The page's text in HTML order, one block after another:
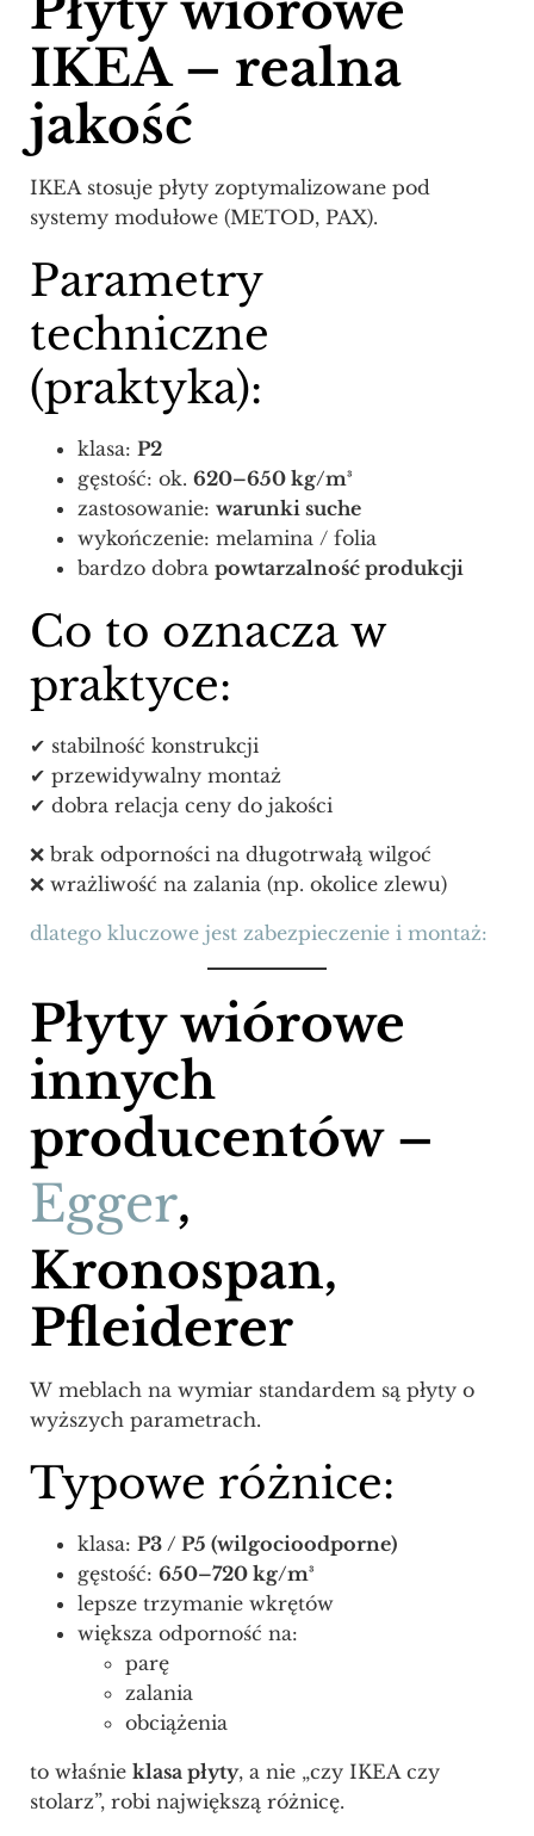
IKEA – realna
jakość
IKEA stosuje płyty zoptymalizowane pod
systemy modułowe (METOD, PAX).
Parametry
techniczne
(praktyka):
klasa: P2
gęstość: ok. 620–650 kg/m³
zastosowanie: warunki suche
wykończenie: melamina / folia
bardzo dobra powtarzalność produkcji
Co to oznacza w
praktyce:
✔ stabilność konstrukcji
✔ przewidywalny montaż
✔ dobra relacja ceny do jakości
❌ brak odporności na długotrwałą wilgoć
❌ wrażliwość na zalania (np. okolice zlewu)
dlatego kluczowe jest zabezpieczenie i montaż:
Płyty wiórowe
innych
producentów –
Egger,
Kronospan,
Pfleiderer
W meblach na wymiar standardem są płyty o
wyższych parametrach.
Typowe różnice:
klasa: P3 / P5 (wilgocioodporne)
gęstość: 650–720 kg/m³
lepsze trzymanie wkrętów
większa odporność na:
parę
zalania
obciążenia
to właśnie klasa płyty, a nie „czy IKEA czy
stolarz”, robi największą różnicę.